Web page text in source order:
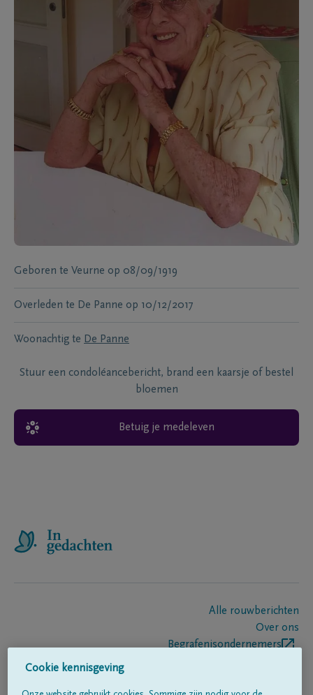
Geboren te Veurne op 08/09/1919
Overleden te De Panne op 10/12/2017
Woonachtig te De Panne
Stuur een condoléancebericht, brand een kaarsje of bestel
bloemen
Betuig je medeleven
Alle rouwberichten
Over ons
Begrafenisondernemers
Cookie kennisgeving